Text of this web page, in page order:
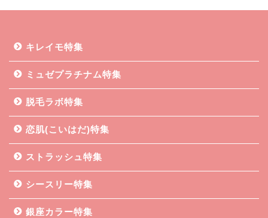
キレイモ特集
ミュゼプラチナム特集
脱毛ラボ特集
恋肌(こいはだ)特集
ストラッシュ特集
シースリー特集
銀座カラー特集